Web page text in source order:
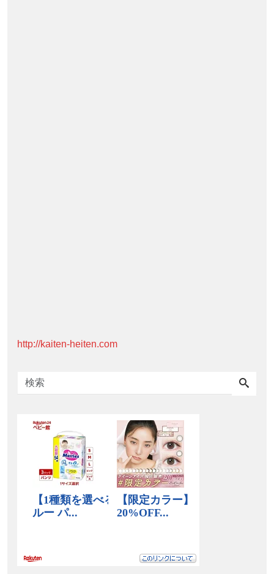
http://kaiten-heiten.com